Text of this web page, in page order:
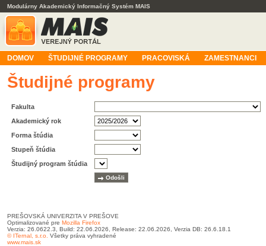
Modulárny Akademický Informačný Systém MAIS
DOMOV ŠTUDIJNÉ PROGRAMY PRACOVISKÁ ZAMESTNANCI
Študijné programy
Fakulta
Akademický rok
Forma štúdia
Stupeň štúdia
Študijný program štúdia
PREŠOVSKÁ UNIVERZITA V PREŠOVE
Optimalizované pre Mozilla Firefox
Verzia: 26.0622.3, Build: 22.06.2026, Release: 22.06.2026, Verzia DB: 26.6.18.1
© ITernal, s.r.o. Všetky práva vyhradené
www.mais.sk